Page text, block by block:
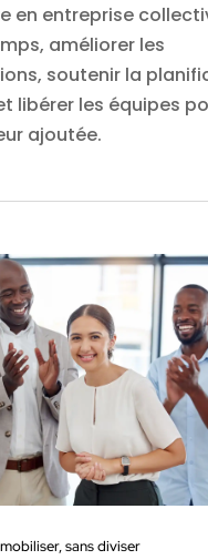
en entreprise
améliorer les
soutenir la
libérer les équipes
ajoutée.
sans diviser